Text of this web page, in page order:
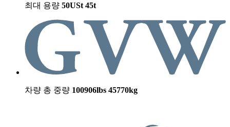
최대 용량 50USt 45t
차량 총 중량 100906lbs 45770kg